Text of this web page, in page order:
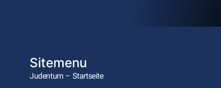
Sitemenu
Judentum – Startseite